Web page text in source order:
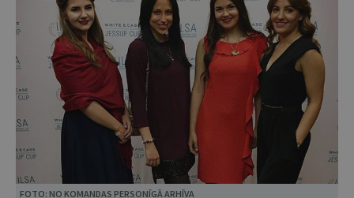
FOTO: NO KOMANDAS PERSONĪGĀ ARHĪVA